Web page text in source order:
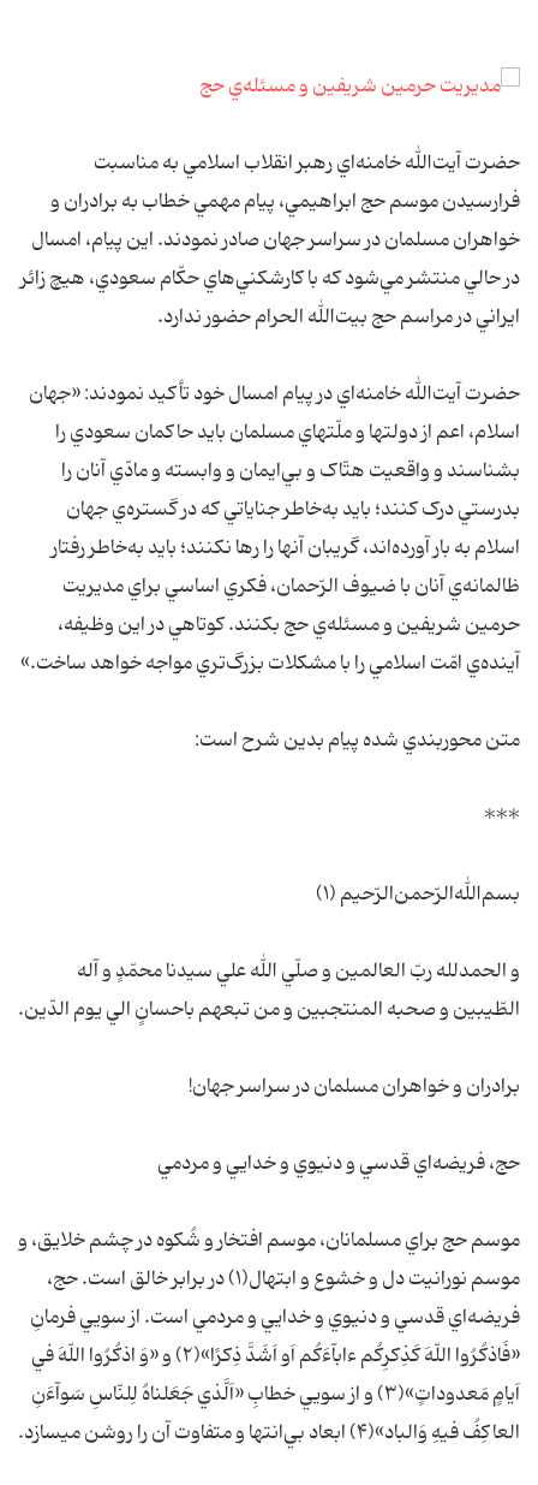
حضرت آيت‌الله خامنه‌اي رهبر انقلاب اسلامي به مناسبت
فرارسيدن موسم حج ابراهيمي، پيام مهمي خطاب به برادران و
خواهران مسلمان در سراسر جهان صادر نمودند. اين پيام، امسال
در حالي منتشر مي‌شود که با کارشکني‌هاي حکّام سعودي، هيچ زائر
ايراني در مراسم حج بيت‌الله الحرام حضور ندارد.
حضرت آيت‌الله خامنه‌اي در پيام امسال خود تأکيد نمودند: «جهان
اسلام، اعم از دولتها و ملّتهاي مسلمان بايد حاکمان سعودي را
بشناسند و واقعيت هتّاک و بي‌ايمان و وابسته و مادّي آنان را
بدرستي درک کنند؛ بايد به‌خاطر جناياتي که در گستره‌ي جهان
اسلام به بار آورده‌اند، گريبان آنها را رها نکنند؛ بايد به‌خاطر رفتار
ظالمانه‌ي آنان با ضيوف الرّحمان، فکري اساسي براي مديريت
حرمين شريفين و مسئله‌ي حج بکنند. کوتاهي در اين وظيفه،
آينده‌ي امّت اسلامي را با مشکلات بزرگ‌تري مواجه خواهد ساخت.»
متن محوربندي شده پيام بدين شرح است:
***
بسم‌الله‌الرّحمن‌الرّحيم‌ (۱)
و الحمدلله ربّ العالمين و صلّي الله علي سيدنا محمّدٍ و آله
الطّيبين و صحبه المنتجبين و من تبعهم باحسانٍ الي يوم الدّين.
برادران و خواهران مسلمان در سراسر جهان!
حج، فريضه‌اي قدسي و دنيوي و خدايي و مردمي
موسم حج براي مسلمانان، موسم افتخار و شُکوه در چشم خلايق، و
موسم نورانيت دل و خشوع و ابتهال(۱) در برابر خالق است. حج،
فريضه‌اي قدسي و دنيوي و خدايي و مردمي است. از سويي فرمانِ
«فَاذکُرُوا اللّهَ کَذِکرِکُم ءابآءَکُم اَو اَشَدَّ ذِکرًا»(۲) و «وَ اذکُرُوا اللّهَ في
اَيامٍ مَعدوداتٍ»(۳) و از سويي خطابِ «اَلَّذي جَعَلناهُ لِلنّاسِ سَوآءَنِ
العاکِفُ فيهِ وَالباد»(۴) ابعاد بي‌انتها و متفاوت آن را روشن ميسازد.